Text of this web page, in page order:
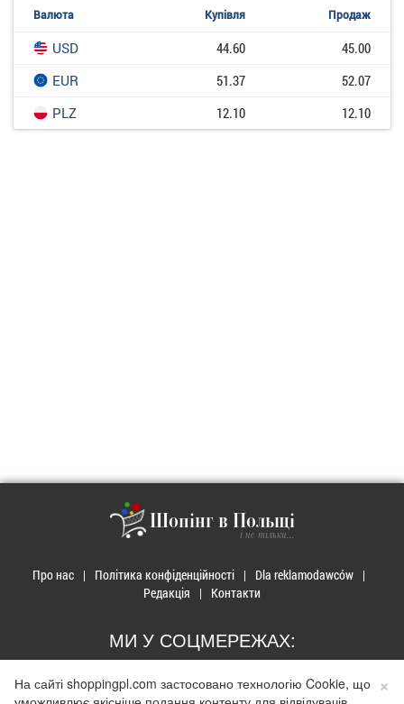
Валюта Купівля Продаж
USD 44.60
45.00
EUR
51.37
52.07
PLZ
12.10 12.10
Шопінг в Польщі
і не тільки...
Про нас Політика конфіденційності
Dla reklamodawców
Редакція
Контакти
МИ У СОЦМЕРЕЖАХ:
×
На сайті shoppingpl.com застосовано технологію Cookie, що